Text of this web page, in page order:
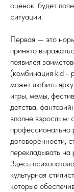
оценок, будет
ситуации.
Первая — это
принято
появился
(комбинация kid -
может любить
игры, мемы,
детства,
вполне взрослым:
профессионально
договорённости,
перекладывать на
Здесь
культурная
которые